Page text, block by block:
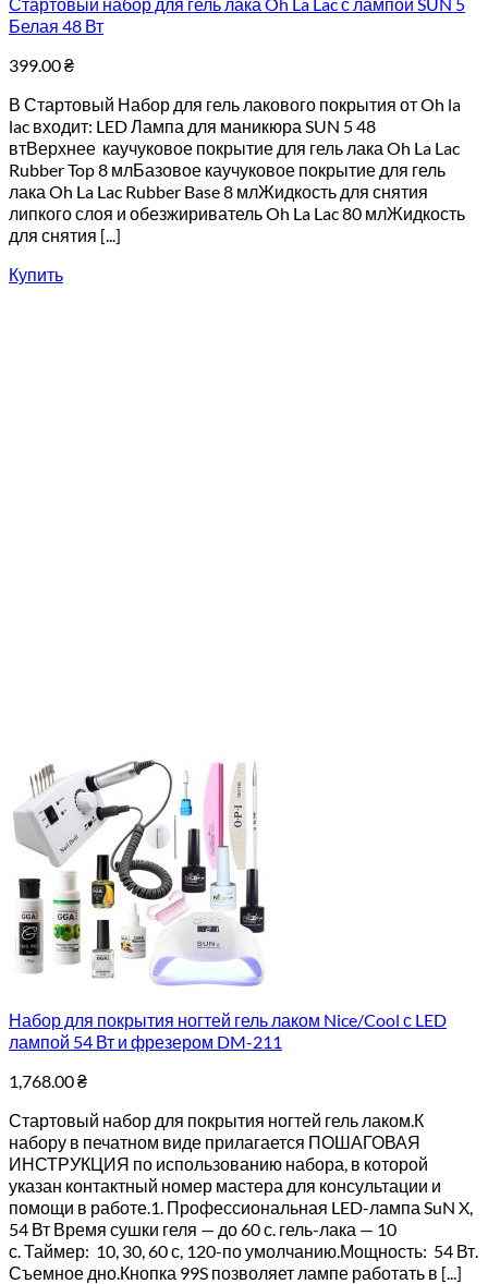
Белая 48 Вт
399.00₴
В Стартовый Набор для гель лакового покрытия от Oh la
lac входит: LED Лампа для маникюра SUN 5 48
втВерхнее каучуковое покрытие для гель лака Oh La Lac
Rubber Top 8 млБазовое каучуковое покрытие для гель
лака Oh La Lac Rubber Base 8 млЖидкость для снятия
липкого слоя и обезжириватель Oh La Lac 80 млЖидкость
для снятия [...]
Купить
Набор для покрытия ногтей гель лаком Nice/Cool с LED
лампой 54 Вт и фрезером DM-211
1,768.00₴
Стартовый набор для покрытия ногтей гель лаком.К
набору в печатном виде прилагается ПОШАГОВАЯ
ИНСТРУКЦИЯ по использованию набора, в которой
указан контактный номер мастера для консультации и
помощи в работе.1. Профессиональная LED-лампа SuN X,
54 Вт Время сушки геля — до 60 с. гель-лака — 10
с. Таймер: 10, 30, 60 с, 120-по умолчанию.Мощность: 54 Вт.
Съемное дно.Кнопка 99S позволяет лампе работать в [...]